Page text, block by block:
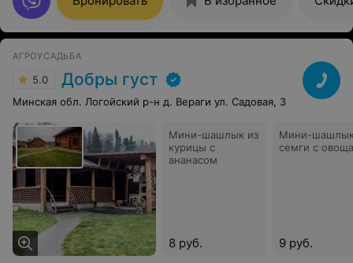
АГРОУСАДЬБА
5.0 Добры густ
Минская обл. Логойский р-н д. Вераги ул. Садовая, 3
Мини-шашлык из
курицы с
ананасом
8 руб.
Мини-
семги с
9 руб.